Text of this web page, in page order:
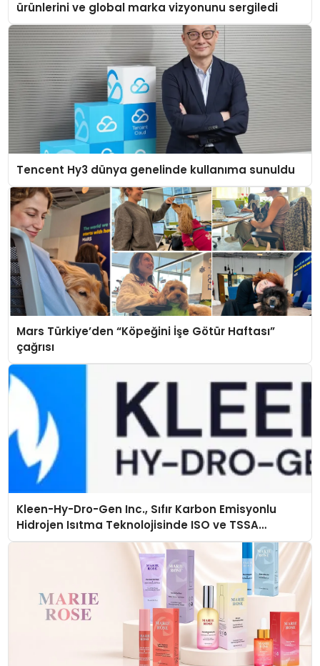
ürünlerini ve global marka vizyonunu sergiledi
Tencent Hy3 dünya genelinde kullanıma sunuldu
Mars Türkiye’den “Köpeğini İşe Götür Haftası”
çağrısı
Kleen-Hy-Dro-Gen Inc., Sıfır Karbon Emisyonlu
Hidrojen Isıtma Teknolojisinde ISO ve TSSA
Düzenleyici Onaylarını Aldı